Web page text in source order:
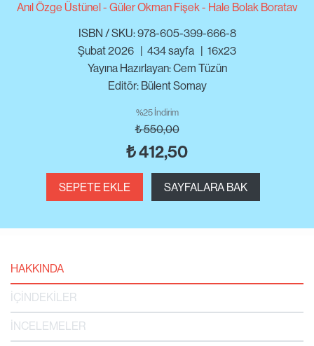
Anıl Özge Üstünel Güler Okman Fişek
Hale Bolak Boratav
ISBN / SKU: 978-605-399-666-8
Şubat 2026 | 434sayfa | 16x23
Yayına Hazırlayan: Cem Tüzün
Editör: Bülent Somay
%25 İndirim
₺550,00
₺412,50
SEPETE EKLE SAYFALARA BAK
HAKKINDA
İÇİNDEKİLER
İNCELEMELER